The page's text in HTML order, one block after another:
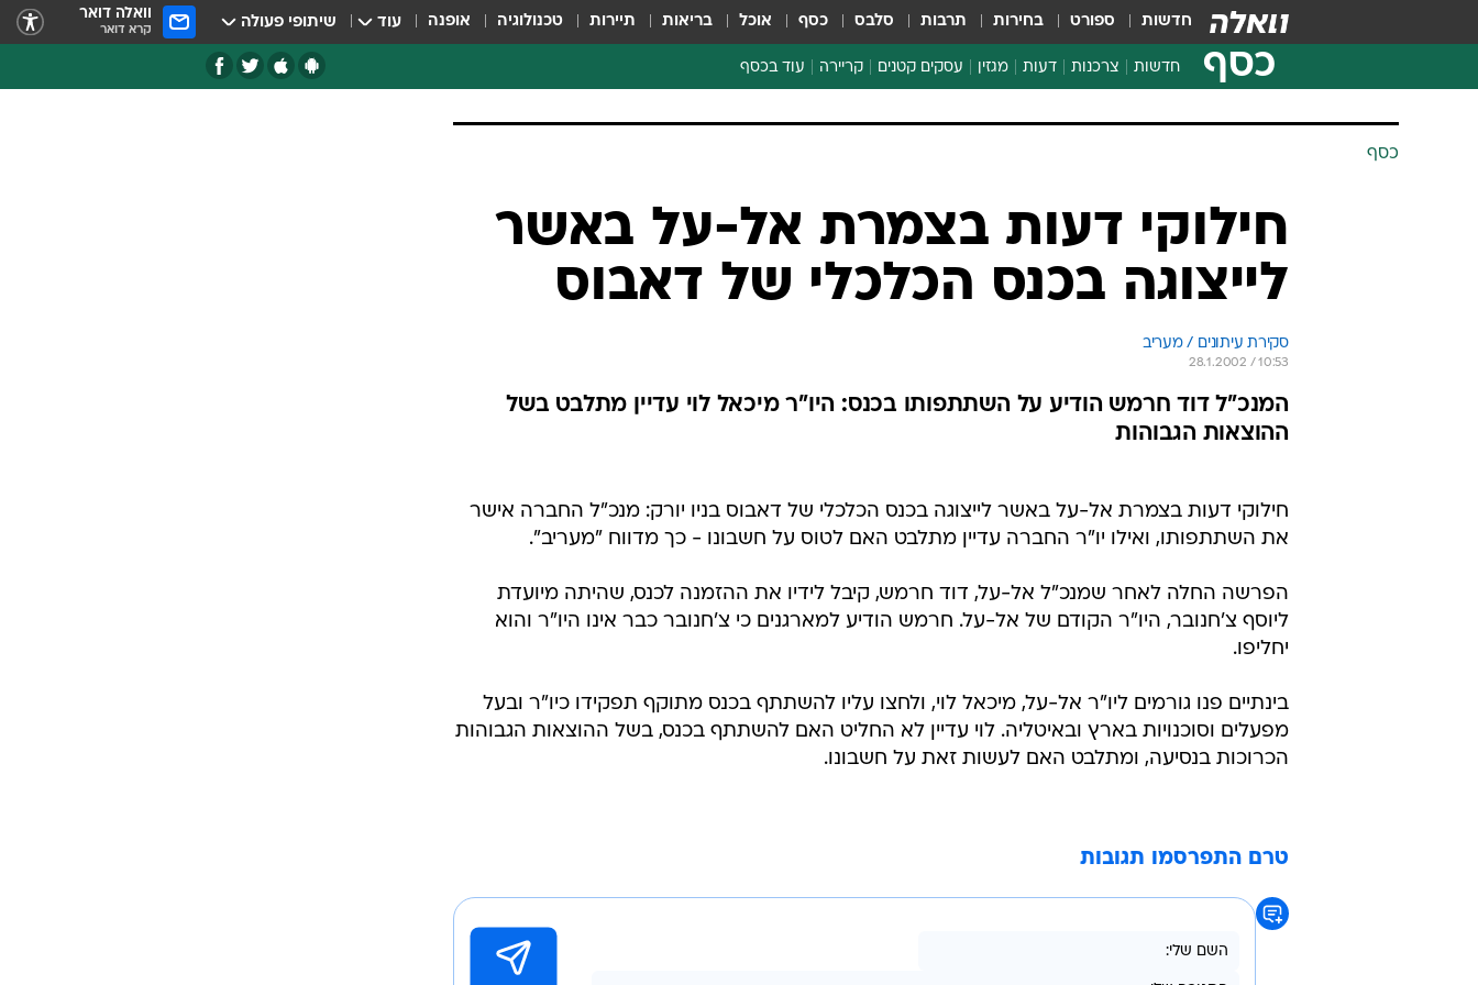
חדשות ספורט בחירות תרבות סלבס כסף אוכל בריאות תיירות טכנולוגיה אופנה עוד שיתופי פעולה וואלה דואר
קרא דואר
כסף חדשות צרכנות
צרכנות פיננסית
דעות מגזין עסקים קטנים קריירה עוד בכסף
ספורט ביזנס
כסף
חילוקי דעות בצמרת אל-על באשר
לייצוגה בכנס הכלכלי של דאבוס
סקירת עיתונים / מעריב
28.1.2002 / 10:53
המנכ"ל דוד חרמש הודיע על השתתפותו בכנס: היו"ר מיכאל לוי עדיין מתלבט בשל
ההוצאות הגבוהות
חילוקי דעות בצמרת אל-על באשר לייצוגה בכנס הכלכלי של דאבוס בניו יורק: מנכ"ל החברה אישר
את השתתפותו, ואילו יו"ר החברה עדיין מתלבט האם לטוס על חשבונו - כך מדווח "מעריב".
הפרשה החלה לאחר שמנכ"ל אל-על, דוד חרמש, קיבל לידיו את ההזמנה לכנס, שהיתה מיועדת
ליוסף צ'חנובר, היו"ר הקודם של אל-על. חרמש הודיע למארגנים כי צ'חנובר כבר אינו היו"ר והוא
יחליפו.
בינתיים פנו גורמים ליו"ר אל-על, מיכאל לוי, ולחצו עליו להשתתף בכנס מתוקף תפקידו כיו"ר ובעל
מפעלים וסוכנויות בארץ ובאיטליה. לוי עדיין לא החליט האם להשתתף בכנס, בשל ההוצאות הגבוהות
הכרוכות בנסיעה, ומתלבט האם לעשות זאת על חשבונו.
טרם התפרסמו תגובות